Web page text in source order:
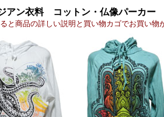
アン衣料 コットン・仏像パーカー
と商品の詳しい説明と買い物カゴでお買い物